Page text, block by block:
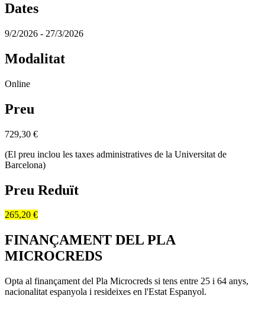
Dates
9/2/2026 - 27/3/2026
Modalitat
Online
Preu
729,30 €
(El preu inclou les taxes administratives de la Universitat de
Barcelona)
Preu Reduït
265,20 €
FINANÇAMENT DEL PLA
MICROCREDS
Opta al finançament del Pla Microcreds si tens entre 25 i 64 anys,
nacionalitat espanyola i resideixes en l'Estat Espanyol.